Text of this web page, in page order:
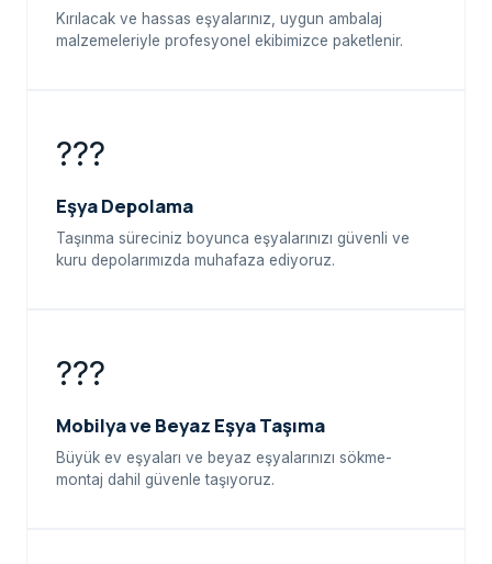
Kırılacak ve hassas eşyalarınız, uygun ambalaj
malzemeleriyle profesyonel ekibimizce paketlenir.
???
Eşya Depolama
Taşınma süreciniz boyunca eşyalarınızı güvenli ve
kuru depolarımızda muhafaza ediyoruz.
???
Mobilya ve Beyaz Eşya Taşıma
Büyük ev eşyaları ve beyaz eşyalarınızı sökme-
montaj dahil güvenle taşıyoruz.